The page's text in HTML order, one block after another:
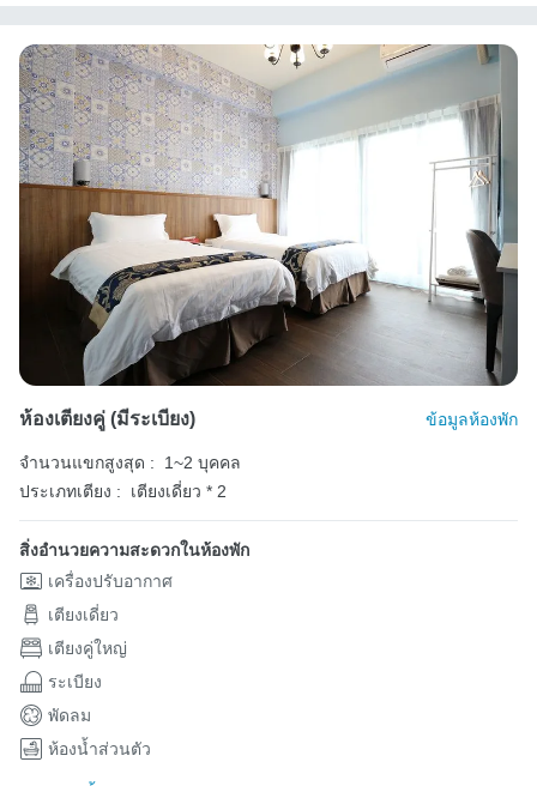
ห้องเตียงคู่ (มีระเบียง) ข้อมูลห้องพัก
จำนวนแขกสูงสุด :
1~2 บุคคล
ประเภทเตียง :
เตียงเดี่ยว * 2
สิ่งอำนวยความสะดวกในห้องพัก
เครื่องปรับอากาศ
เตียงเดี่ยว
เตียงคู่ใหญ่
ระเบียง
พัดลม
ห้องน้ำส่วนตัว